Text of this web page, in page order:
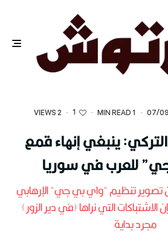
07/
·
1 MIN READ
·
1
·
2 VIEWS
ينبغي إنهاء قمع
للعرب في سوريا
تصوير تنظيم "واي بي جي" الإرهابي
الاشتباكات التي نراها (في دير الزور)
مجرد بداية